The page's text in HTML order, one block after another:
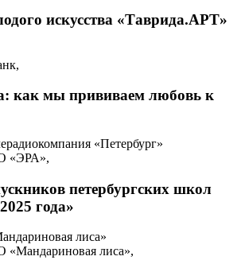
искусства «Таврида.АРТ»
как мы прививаем любовь к
«Петербург»
«ЭРА»,
петербургских школ
года»
лиса»
лиса»,